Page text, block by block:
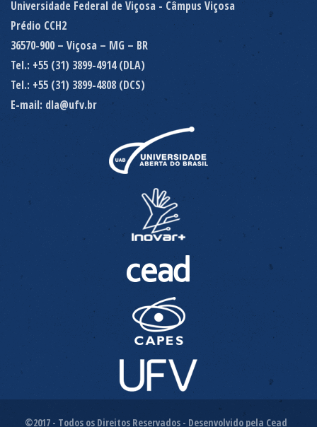
Universidade Federal de Viçosa - Câmpus Viçosa
Prédio CCH2
36570-900 – Viçosa – MG – BR
Tel.: +55 (31) 3899-4914 (DLA)
Tel.: +55 (31) 3899-4808 (DCS)
E-mail: dla@ufv.br
©2017 - Todos os Direitos Reservados - Desenvolvido pela Cead